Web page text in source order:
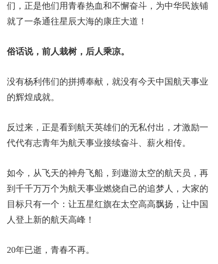
们，正是他们用青春热血和不懈奋斗，为中华民族铺
就了一条通往星辰大海的康庄大道！
俗话说，前人栽树，后人乘凉。
没有杨利伟们的拼搏奉献，就没有今天中国航天事业
的辉煌成就。
反过来，正是看到航天英雄们的无私付出，才激励一
代代有志青年为航天事业接续奋斗、薪火相传。
如今，从飞天的神舟飞船，到遨游太空的航天员，再
到千千万万个为航天事业燃烧自己的追梦人，大家的
目标只有一个：让五星红旗在太空高高飘扬，让中国
人登上新的航天高峰！
20年已逝，青春不再。